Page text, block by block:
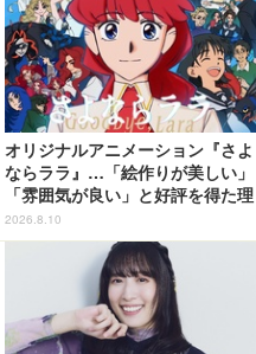
オリジナルアニメーション『さよ
ならララ』…「絵作りが美しい」
「雰囲気が良い」と好評を得た理
由が監督・小出卓史のインタビュ
ーから見えてきた！
2026.8.10